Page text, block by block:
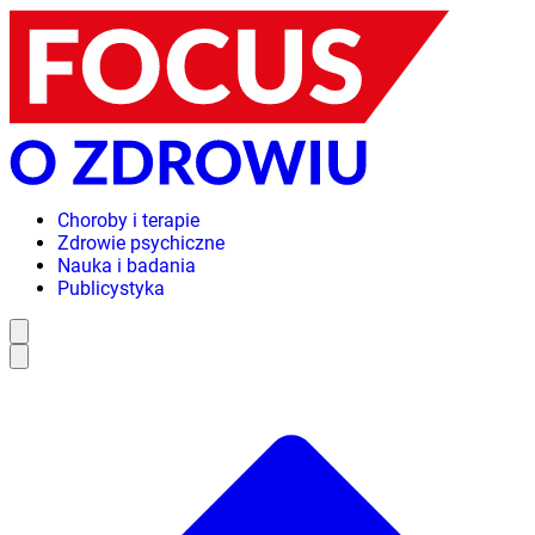
Choroby i terapie
Zdrowie psychiczne
Nauka i badania
Publicystyka